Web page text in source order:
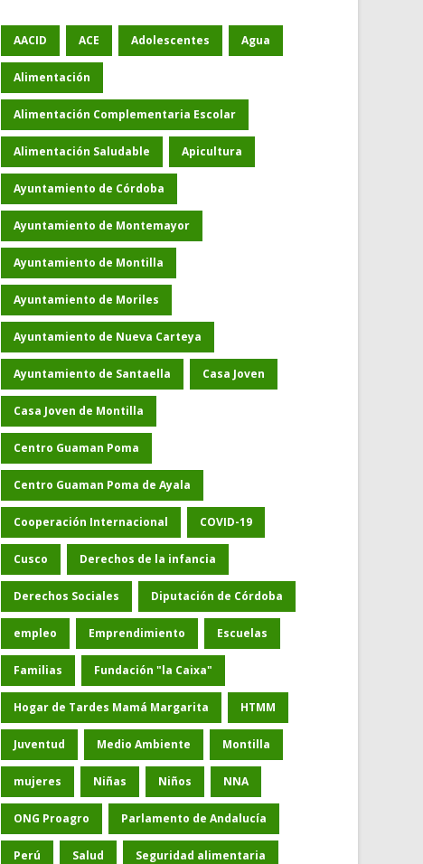
AACID ACE Adolescentes Agua
Alimentación
Alimentación Complementaria Escolar
Alimentación Saludable Apicultura
Ayuntamiento de Córdoba
Ayuntamiento de Montemayor
Ayuntamiento de Montilla
Ayuntamiento de Moriles
Ayuntamiento de Nueva Carteya
Ayuntamiento de Santaella Casa Joven
Casa Joven de Montilla
Centro Guaman Poma
Centro Guaman Poma de Ayala
Cooperación Internacional COVID-19
Cusco Derechos de la infancia
Derechos Sociales Diputación de Córdoba
empleo Emprendimiento Escuelas
Familias Fundación "la Caixa"
Hogar de Tardes Mamá Margarita HTMM
Juventud Medio Ambiente Montilla
mujeres Niñas Niños NNA
ONG Proagro Parlamento de Andalucía
Perú Salud Seguridad alimentaria